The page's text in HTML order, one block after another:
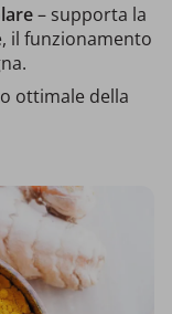
– supporta la
il funzionamento
ottimale della